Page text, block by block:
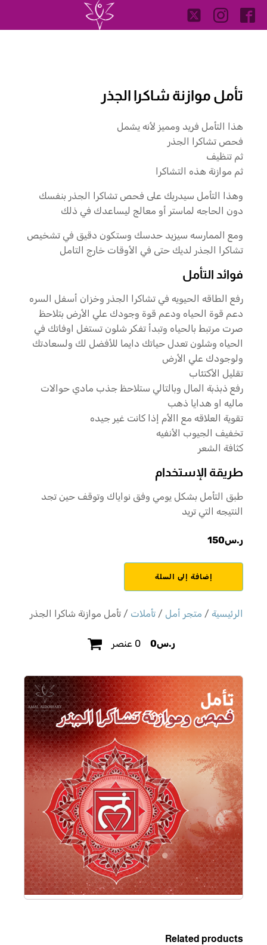
تأمل موازنة شاكرا الجذر
هذا التأمل فريد ومميز لأنه يشمل
فحص تشاكرا الجذر
ثم تنظيف
ثم موازنة هذه التشاكرا
وهذا التأمل سيدربك على فحص تشاكرا الجذر بنفسك
دون الحاجه لماستر أو معالج ليساعدك في ذلك
ومع الممارسه سيزيد حدسك وستكون دقيق في تشخيص
تشاكرا الجذر لديك حتى في الأوقات خارج التامل
فوائد التأمل
رفع الطاقه الحيويه في تشاكرا الجذر وخزان أسفل السره
دعم قوة الحياه ودعم قوة وجودك علي الأرض بتلاحظ
صرت مرتبط بالحياه وتبدأ تفكر شلون تستغل اوفاتك في
الحياه وشلون تعدل حياتك دايما للأفضل لك ولسعادتك
ولوجودك علي الأرض
تقليل الأكتئاب
رفع ذبذبة المال وبالتالي ستلاحظ جذب مادي حوالات
ماليه او هدايا ذهب
تقوية العلاقه مع االأم إذا كانت غير جيده
تخفيف الجيوب الأنفيه
كثافة الشعر
طريقة الإستخدام
طبق التأمل بشكل يومي وفق نواياك وتوقف حين تجد
النتيجه التي تريد
ر.س150
الجذر
إضافة إلى السلة
الرئيسية / متجر أمل / تأملات / تأمل موازنة شاكرا الجذر
ر.س0 0 عنصر
Related products